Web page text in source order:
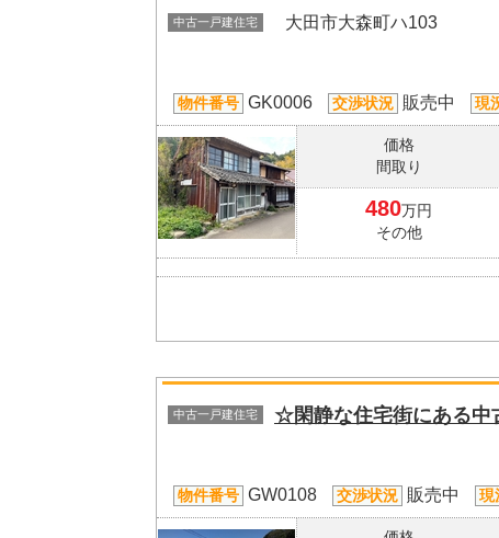
中古一戸建住宅 大田市大森町ハ103
物件番号 GK0006 交渉状況 販売中 現
価格
間取り
480万円
その他
中古一戸建住宅 ☆閑静な住宅街にある
物件番号 GW0108 交渉状況 販売中 現